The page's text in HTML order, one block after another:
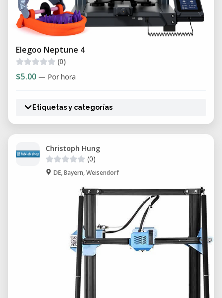
Elegoo Neptune 4
(0)
$5.00 — Por hora
Etiquetas y categorías
Christoph Hung
(0)
DE, Bayern, Weisendorf